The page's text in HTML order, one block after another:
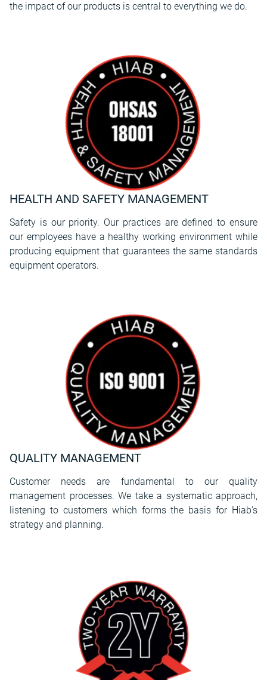
the impact of our products is central to everything we do.
HEALTH AND SAFETY MANAGEMENT
Safety is our priority. Our practices are defined to ensure
our employees have a healthy working environment while
producing equipment that guarantees the same standards
equipment operators.
QUALITY MANAGEMENT
Customer needs are fundamental to our quality
management processes. We take a systematic approach,
listening to customers which forms the basis for Hiab’s
strategy and planning.